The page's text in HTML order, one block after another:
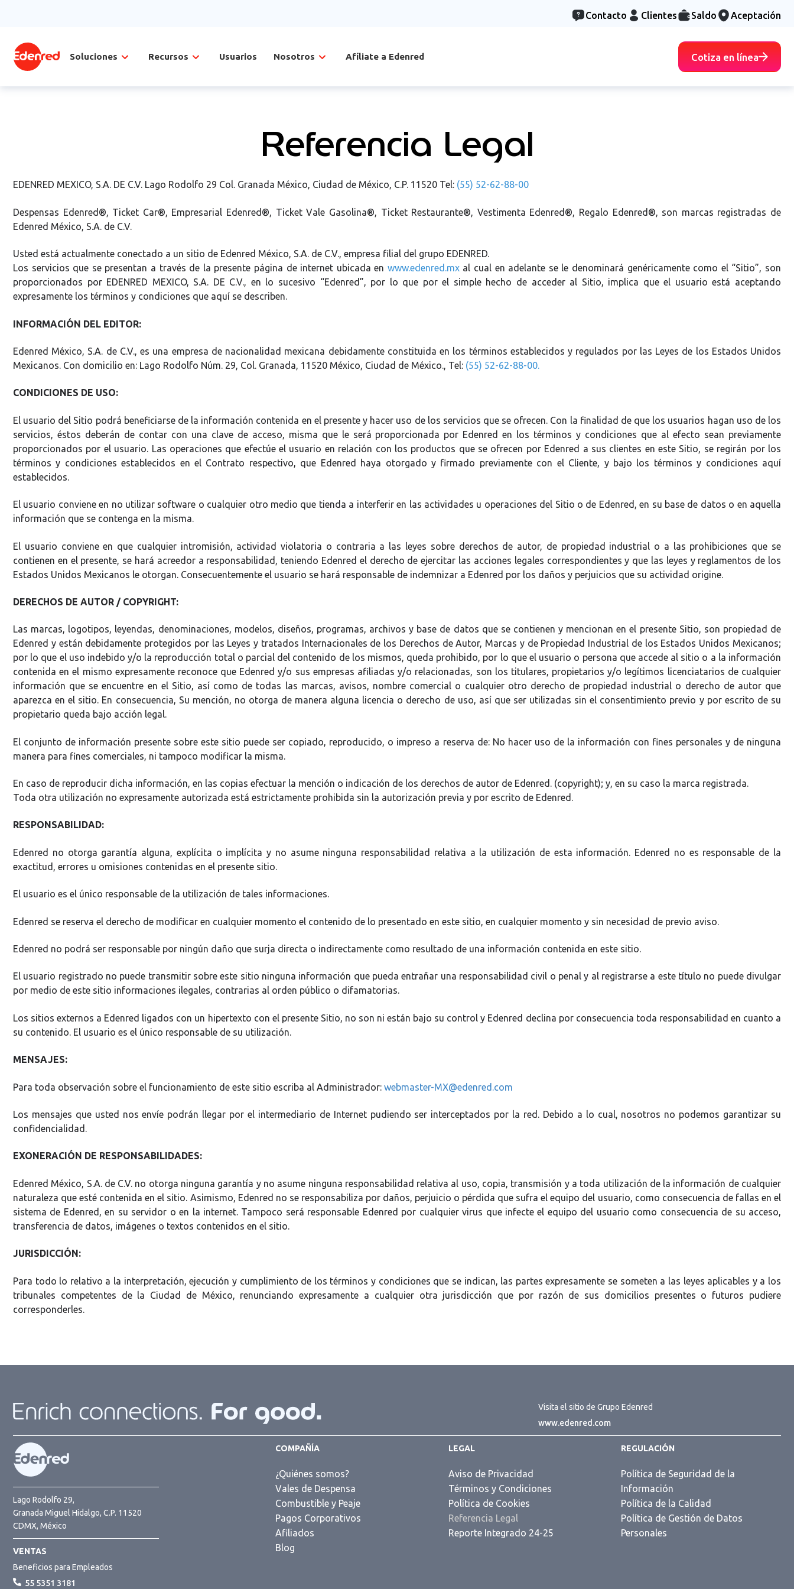
Contacto Clientes Saldo Aceptación
Soluciones Recursos Usuarios Nosotros Afíliate a Edenred Cotiza en línea
Referencia Legal
EDENRED MEXICO, S.A. DE C.V. Lago Rodolfo 29 Col. Granada México, Ciudad de México, C.P. 11520 Tel: (55) 52-62-88-00
Despensas Edenred®, Ticket Car®, Empresarial Edenred®, Ticket Vale Gasolina®, Ticket Restaurante®, Vestimenta Edenred®, Regalo Edenred®, son marcas registradas de
Edenred México, S.A. de C.V.
Usted está actualmente conectado a un sitio de Edenred México, S.A. de C.V., empresa filial del grupo EDENRED.
Los servicios que se presentan a través de la presente página de internet ubicada en www.edenred.mxal cual en adelante se le denominará genéricamente como el “Sitio”, son
proporcionados por EDENRED MEXICO, S.A. DE C.V., en lo sucesivo “Edenred”, por lo que por el simple hecho de acceder al Sitio, implica que el usuario está aceptando
expresamente los términos y condiciones que aquí se describen.
INFORMACIÓN DEL EDITOR:
Edenred México, S.A. de C.V., es una empresa de nacionalidad mexicana debidamente constituida en los términos establecidos y regulados por las Leyes de los Estados Unidos
Mexicanos. Con domicilio en: Lago Rodolfo Núm. 29, Col. Granada, 11520 México, Ciudad de México., Tel: (55) 52-62-88-00.
CONDICIONES DE USO:
El usuario del Sitio podrá beneficiarse de la información contenida en el presente y hacer uso de los servicios que se ofrecen. Con la finalidad de que los usuarios hagan uso de los
servicios, éstos deberán de contar con una clave de acceso, misma que le será proporcionada por Edenred en los términos y condiciones que al efecto sean previamente
proporcionados por el usuario. Las operaciones que efectúe el usuario en relación con los productos que se ofrecen por Edenred a sus clientes en este Sitio, se regirán por los
términos y condiciones establecidos en el Contrato respectivo, que Edenred haya otorgado y firmado previamente con el Cliente, y bajo los términos y condiciones aquí
establecidos.
El usuario conviene en no utilizar software o cualquier otro medio que tienda a interferir en las actividades u operaciones del Sitio o de Edenred, en su base de datos o en aquella
información que se contenga en la misma.
El usuario conviene en que cualquier intromisión, actividad violatoria o contraria a las leyes sobre derechos de autor, de propiedad industrial o a las prohibiciones que se
contienen en el presente, se hará acreedor a responsabilidad, teniendo Edenred el derecho de ejercitar las acciones legales correspondientes y que las leyes y reglamentos de los
Estados Unidos Mexicanos le otorgan. Consecuentemente el usuario se hará responsable de indemnizar a Edenred por los daños y perjuicios que su actividad origine.
DERECHOS DE AUTOR / COPYRIGHT:
Las marcas, logotipos, leyendas, denominaciones, modelos, diseños, programas, archivos y base de datos que se contienen y mencionan en el presente Sitio, son propiedad de
Edenred y están debidamente protegidos por las Leyes y tratados Internacionales de los Derechos de Autor, Marcas y de Propiedad Industrial de los Estados Unidos Mexicanos;
por lo que el uso indebido y/o la reproducción total o parcial del contenido de los mismos, queda prohibido, por lo que el usuario o persona que accede al sitio o a la información
contenida en el mismo expresamente reconoce que Edenred y/o sus empresas afiliadas y/o relacionadas, son los titulares, propietarios y/o legítimos licenciatarios de cualquier
información que se encuentre en el Sitio, así como de todas las marcas, avisos, nombre comercial o cualquier otro derecho de propiedad industrial o derecho de autor que
aparezca en el sitio. En consecuencia, Su mención, no otorga de manera alguna licencia o derecho de uso, así que ser utilizadas sin el consentimiento previo y por escrito de su
propietario queda bajo acción legal.
El conjunto de información presente sobre este sitio puede ser copiado, reproducido, o impreso a reserva de: No hacer uso de la información con fines personales y de ninguna
manera para fines comerciales, ni tampoco modificar la misma.
En caso de reproducir dicha información, en las copias efectuar la mención o indicación de los derechos de autor de Edenred. (copyright); y, en su caso la marca registrada.
Toda otra utilización no expresamente autorizada está estrictamente prohibida sin la autorización previa y por escrito de Edenred.
RESPONSABILIDAD:
Edenred no otorga garantía alguna, explícita o implícita y no asume ninguna responsabilidad relativa a la utilización de esta información. Edenred no es responsable de la
exactitud, errores u omisiones contenidas en el presente sitio.
El usuario es el único responsable de la utilización de tales informaciones.
Edenred se reserva el derecho de modificar en cualquier momento el contenido de lo presentado en este sitio, en cualquier momento y sin necesidad de previo aviso.
Edenred no podrá ser responsable por ningún daño que surja directa o indirectamente como resultado de una información contenida en este sitio.
El usuario registrado no puede transmitir sobre este sitio ninguna información que pueda entrañar una responsabilidad civil o penal y al registrarse a este título no puede divulgar
por medio de este sitio informaciones ilegales, contrarias al orden público o difamatorias.
Los sitios externos a Edenred ligados con un hipertexto con el presente Sitio, no son ni están bajo su control y Edenred declina por consecuencia toda responsabilidad en cuanto a
su contenido. El usuario es el único responsable de su utilización.
MENSAJES:
Para toda observación sobre el funcionamiento de este sitio escriba al Administrador: webmaster-MX@edenred.com
Los mensajes que usted nos envíe podrán llegar por el intermediario de Internet pudiendo ser interceptados por la red. Debido a lo cual, nosotros no podemos garantizar su
confidencialidad.
EXONERACIÓN DE RESPONSABILIDADES:
Edenred México, S.A. de C.V. no otorga ninguna garantía y no asume ninguna responsabilidad relativa al uso, copia, transmisión y a toda utilización de la información de cualquier
naturaleza que esté contenida en el sitio. Asimismo, Edenred no se responsabiliza por daños, perjuicio o pérdida que sufra el equipo del usuario, como consecuencia de fallas en el
sistema de Edenred, en su servidor o en la internet. Tampoco será responsable Edenred por cualquier virus que infecte el equipo del usuario como consecuencia de su acceso,
transferencia de datos, imágenes o textos contenidos en el sitio.
JURISDICCIÓN:
Para todo lo relativo a la interpretación, ejecución y cumplimiento de los términos y condiciones que se indican, las partes expresamente se someten a las leyes aplicables y a los
tribunales competentes de la Ciudad de México, renunciando expresamente a cualquier otra jurisdicción que por razón de sus domicilios presentes o futuros pudiere
corresponderles.
Visita el sitio de Grupo Edenred
www.edenred.com
Lago Rodolfo 29,
Granada Miguel Hidalgo, C.P. 11520
CDMX, México
VENTAS
Beneficios para Empleados
55 5351 3181
COMPAÑÍA
¿Quiénes somos?
Vales de Despensa
Combustible y Peaje
Pagos Corporativos
Afiliados
Blog
LEGAL
Aviso de Privacidad
Términos y Condiciones
Política de Cookies
Referencia Legal
Reporte Integrado 24-25
REGULACIÓN
Política de Seguridad de la
Información
Política de la Calidad
Política de Gestión de Datos
Personales